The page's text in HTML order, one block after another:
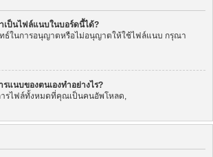
เป็นไฟล์แนบในบอร์ดนี้ได้?
ธ์ในการอนุญาตหรือไม่อนุญาตให้ใช้ไฟล์แนบ กรุณา
แนบของตนเองทำอย่างไร?
รไฟล์ทั้งหมดที่คุณเป็นคนอัพโหลด,